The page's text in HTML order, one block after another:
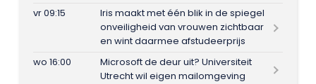
vr 09:15
Iris maakt met één blik in de spiegel
onveiligheid van vrouwen zichtbaar
en wint daarmee afstudeerprijs
wo 16:00
Microsoft de deur uit? Universiteit
Utrecht wil eigen mailomgeving